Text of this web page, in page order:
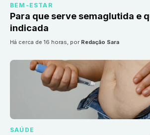
BEM-ESTAR
Para que serve semaglutida e
indicada
há cerca de 16 horas, por Redação Sara
SAÚDE